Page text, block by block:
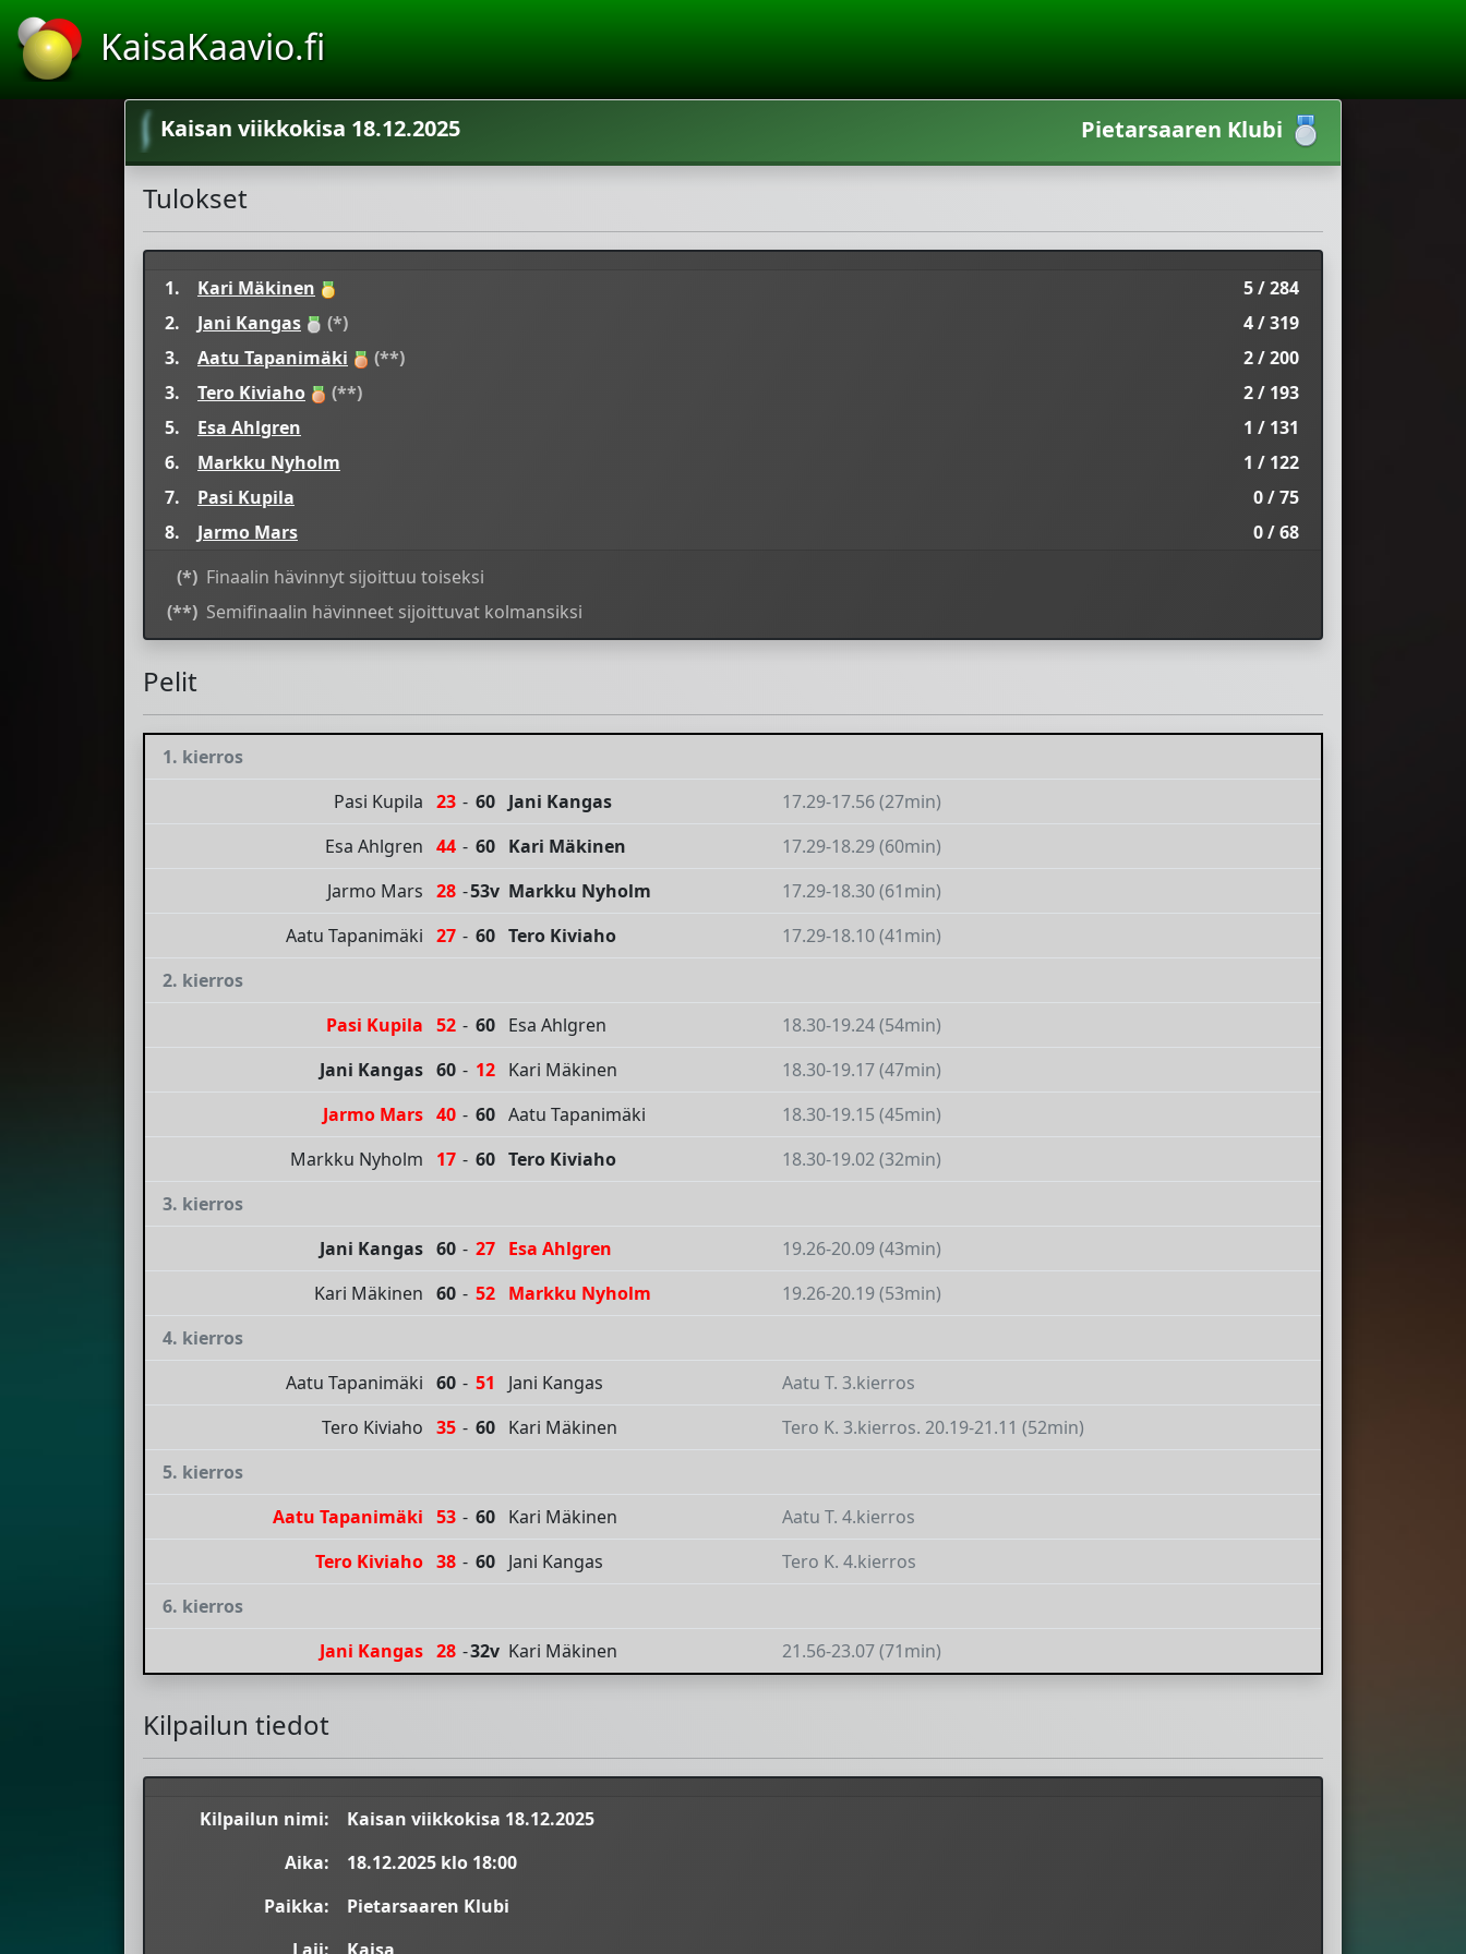
KaisaKaavio.fi
Kaisan viikkokisa 18.12.2025 Pietarsaaren Klubi
Tulokset
1. Kari Mäkinen
5 / 284
2.
Jani Kangas (*)
4 / 319
3.
Aatu Tapanimäki (**)
2 / 200
3.
Tero Kiviaho (**)
2 / 193
5.
Esa Ahlgren
1 / 131
6.
Markku Nyholm
1 / 122
7.
Pasi Kupila
0 / 75
8.
Jarmo Mars
0 / 68
(*) Finaalin hävinnyt sijoittuu toiseksi
(**) Semifinaalin hävinneet sijoittuvat kolmansiksi
Pelit
1. kierros
Pasi Kupila 23 - 60 Jani Kangas
17.29-17.56 (27min)
Esa Ahlgren 44 - 60 Kari Mäkinen
17.29-18.29 (60min)
Jarmo Mars 28 -53v Markku Nyholm
17.29-18.30 (61min)
Aatu Tapanimäki 27 - 60 Tero Kiviaho
17.29-18.10 (41min)
2. kierros
Pasi Kupila 52 - 60 Esa Ahlgren
18.30-19.24 (54min)
Jani Kangas 60 - 12 Kari Mäkinen
18.30-19.17 (47min)
Jarmo Mars 40 - 60 Aatu Tapanimäki
18.30-19.15 (45min)
Markku Nyholm
17 - 60 Tero Kiviaho
18.30-19.02 (32min)
3. kierros
Jani Kangas 60 - 27 Esa Ahlgren
19.26-20.09 (43min)
Kari Mäkinen 60 - 52 Markku Nyholm
19.26-20.19 (53min)
4. kierros
Aatu Tapanimäki 60 - 51 Jani Kangas
Aatu T. 3.kierros
Tero Kiviaho 35 - 60 Kari Mäkinen
Tero K. 3.kierros. 20.19-21.11 (52min)
5. kierros
Aatu Tapanimäki 53 - 60 Kari Mäkinen
Aatu T. 4.kierros
Tero Kiviaho 38 - 60 Jani Kangas
Tero K. 4.kierros
6. kierros
Jani Kangas 28 -32v Kari Mäkinen 21.56-23.07 (71min)
Kilpailun tiedot
Kilpailun nimi:
Kaisan viikkokisa 18.12.2025
Aika:
18.12.2025 klo 18:00
Paikka:
Pietarsaaren Klubi